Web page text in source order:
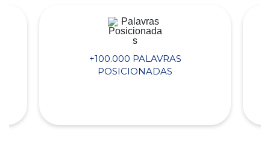
+100.000 PALAVRAS
POSICIONADAS